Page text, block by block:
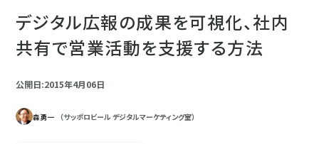
デジタル広報の成果を可視化、社内
共有で営業活動を支援する方法
公開日:2015年4月06日
森勇一 （サッポロビール デジタルマーケティング室）